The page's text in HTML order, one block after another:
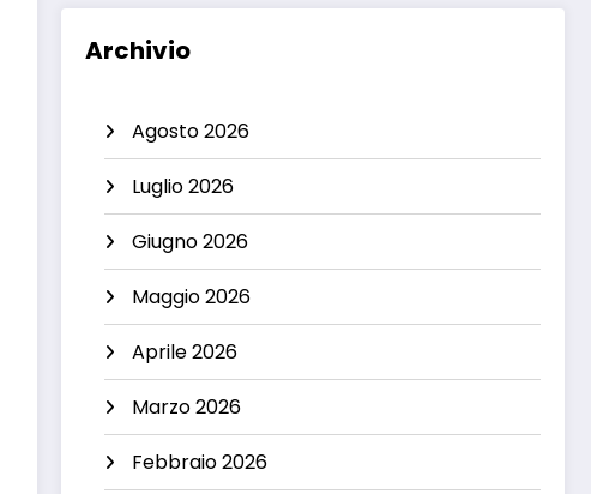
Archivio
Agosto 2026
Luglio 2026
Giugno 2026
Maggio 2026
Aprile 2026
Marzo 2026
Febbraio 2026